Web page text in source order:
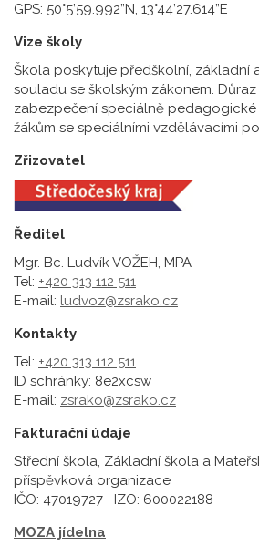
GPS: 50°5’59.992”N, 13°44’27.614”E
Vize školy
Škola poskytuje předškolní, základní
souladu se školským zákonem.
zabezpečení speciálně
žákům se speciálními vzdělávacími
Zřizovatel
Ředitel
Mgr. Bc. Ludvík VOŽEH, MPA
Tel: +420 313 112 511
E-mail: ludvoz@zsrako.cz
Kontakty
Tel: +420 313 112 511
ID schránky: 8e2xcsw
E-mail: zsrako@zsrako.cz
Fakturační údaje
Střední škola, Základní škola a
příspěvková organizace
IČO: 47019727 IZO: 600022188
MOZA jídelna